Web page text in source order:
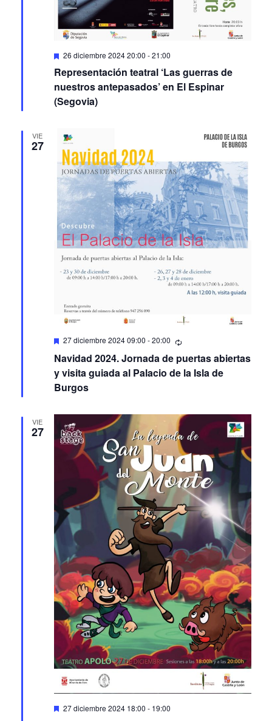
Featured
26 diciembre 2024 20:00 -21:00
Representación teatral ‘Las guerras de
nuestros antepasados’ en El Espinar
(Segovia)
VIE
27
Featured
27 diciembre 2024 09:00 -20:00
Navidad 2024. Jornada de puertas abiertas
y visita guiada al Palacio de la Isla de
Burgos
VIE
27
Featured
27 diciembre 2024 18:00 - 19:00